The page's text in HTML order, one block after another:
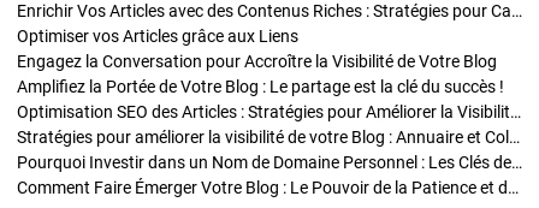
Enrichir Vos Articles avec des Contenus Riches : Stratégies pour Captiver et Optimiser
Optimiser vos Articles grâce aux Liens
Engagez la Conversation pour Accroître la Visibilité de Votre Blog
Amplifiez la Portée de Votre Blog : Le partage est la clé du succès !
Optimisation SEO des Articles : Stratégies pour Améliorer la Visibilité de Votre Blog
Stratégies pour améliorer la visibilité de votre Blog : Annuaire et Collaborations
Pourquoi Investir dans un Nom de Domaine Personnel : Les Clés de la Réussite de Votre Blog
Comment Faire Émerger Votre Blog : Le Pouvoir de la Patience et de la Persévérance